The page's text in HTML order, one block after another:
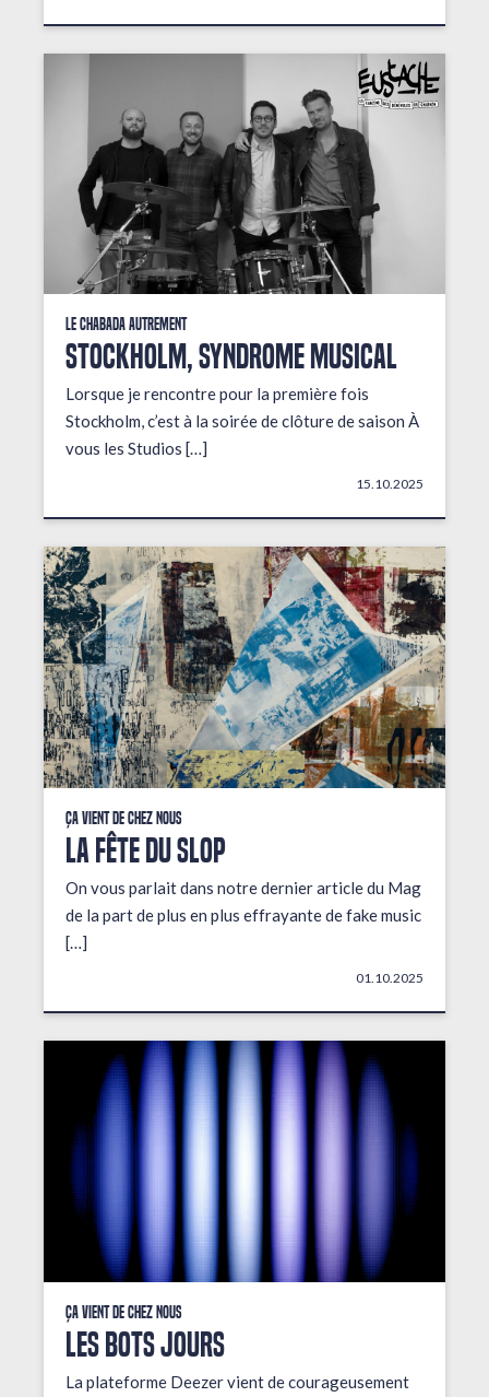
Le Chabada autrement
STOCKHOLM, Syndrome musical
Lorsque je rencontre pour la première fois
Stockholm, c’est à la soirée de clôture de saison À
vous les Studios […]
15.10.2025
Ça vient de chez nous
LA FÊTE DU SLOP
On vous parlait dans notre dernier article du Mag
de la part de plus en plus effrayante de fake music
[…]
01.10.2025
Ça vient de chez nous
LES BOTS JOURS
La plateforme Deezer vient de courageusement